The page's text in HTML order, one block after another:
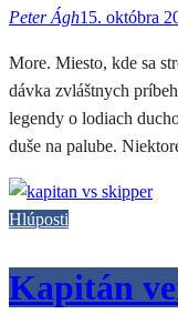
Peter Ágh15. októbra
More. Miesto, kde sa
dávka zvláštnych
legendy o lodiach
duše na palube.
Hlúposti
Kapitán